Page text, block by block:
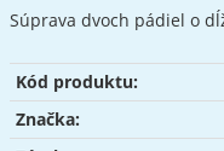
Súprava dvoch pádiel o
Kód produktu:
Značka: